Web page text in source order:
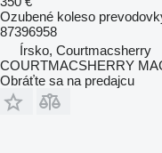
Ozubené koleso
87396958
Írsko, Courtmacsherry
COURTMACSHERRY
Obráťte sa na predajcu